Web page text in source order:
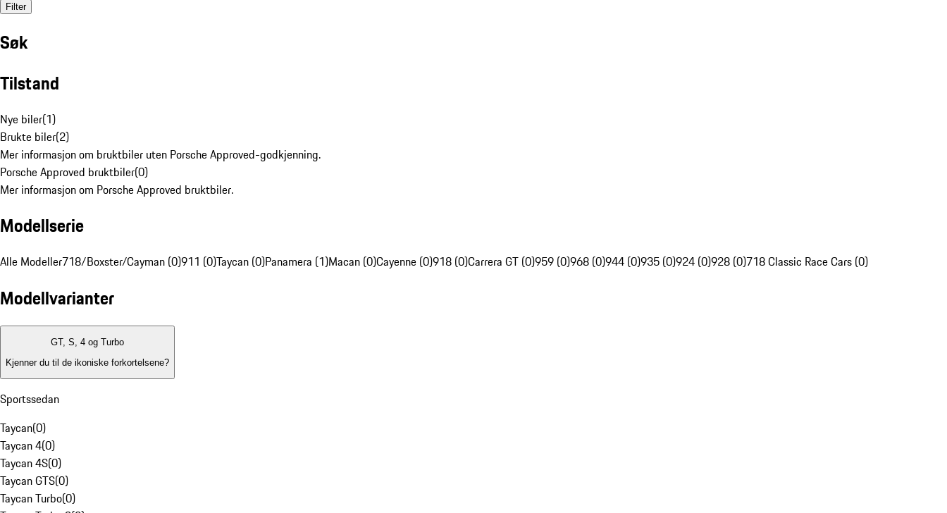
Filter
Søk
Tilstand
Nye biler(1)
Brukte biler(2)
Mer informasjon om bruktbiler uten Porsche Approved-godkjenning.
Porsche Approved bruktbiler(0)
Mer informasjon om Porsche Approved bruktbiler.
Modellserie
Alle Modeller718/Boxster/Cayman (0)911 (0)Taycan (0)Panamera (1)Macan (0)Cayenne (0)918 (0)Carrera GT (0)959 (0)968 (0)944 (0)935 (0)924 (0)928 (0)718 Classic Race Cars (0)
Modellvarianter
GT, S, 4 og Turbo
Kjenner du til de ikoniske forkortelsene?
Sportssedan
Taycan(0)
Taycan 4(0)
Taycan 4S(0)
Taycan GTS(0)
Taycan Turbo(0)